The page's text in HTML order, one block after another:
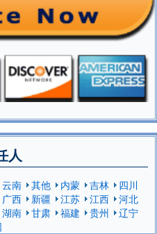
人
云南 其他 内蒙 吉林
四川
广西 新疆 江苏 江西
河北
湖南 甘肃 福建 贵州
辽宁